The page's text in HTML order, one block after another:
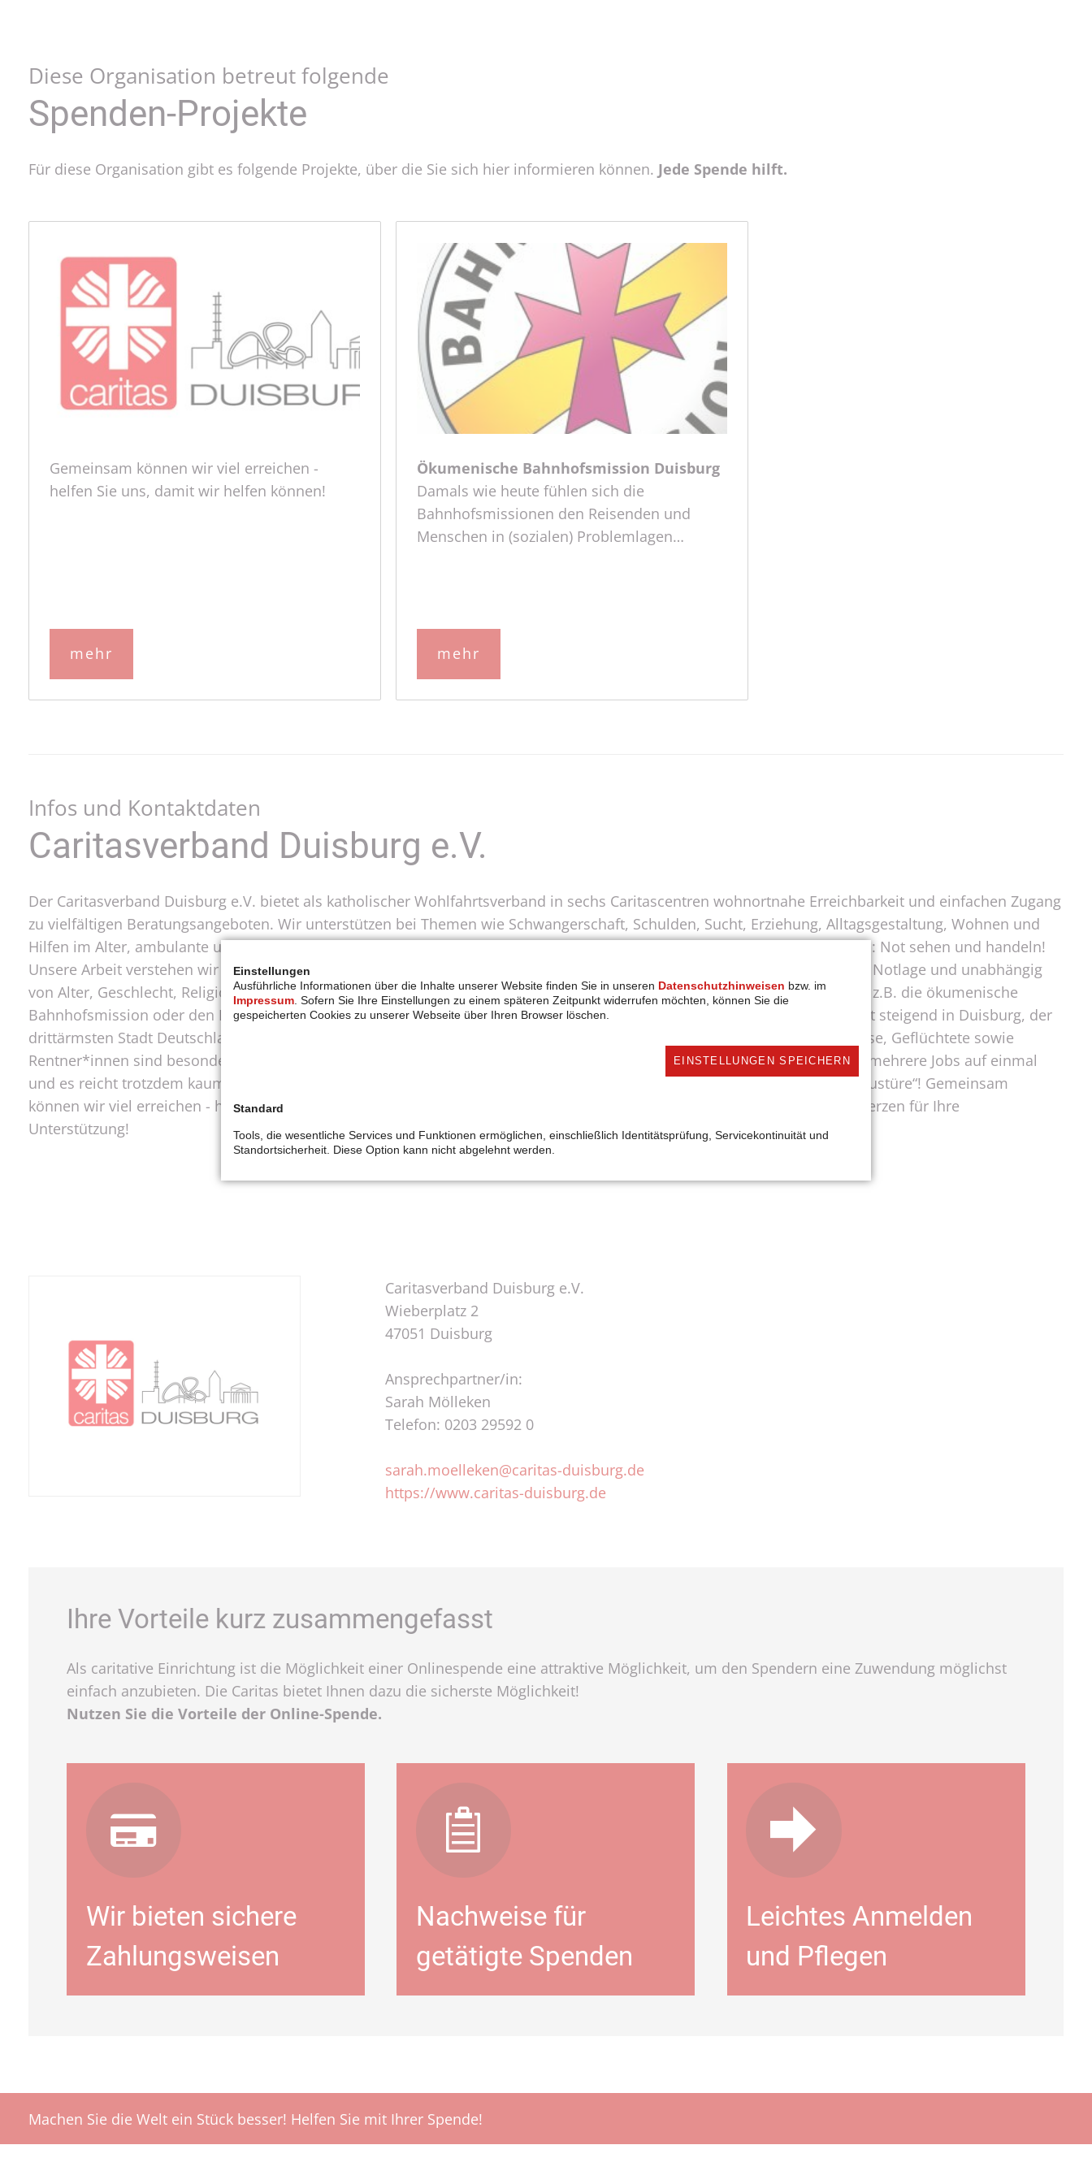
Diese Organisation betreut folgende
Spenden-Projekte
Für diese Organisation gibt es folgende Projekte, über die Sie sich hier informieren können. Jede Spende hilft.
Gemeinsam können wir viel erreichen -
helfen Sie uns, damit wir helfen können!
mehr
Ökumenische Bahnhofsmission Duisburg
Damals wie heute fühlen sich die
Bahnhofsmissionen den Reisenden und
Menschen in (sozialen) Problemlagen
mehr
Infos und Kontaktdaten
Caritasverband Duisburg e.V.
Der Caritasverband Duisburg e.V. bietet als katholischer Wohlfahrtsverband in sechs Caritascentren wohnortnahe Erreichbarkeit und einfachen Zugang
zu vielfältigen Beratungsangeboten. Wir unterstützen bei Themen wie Schwangerschaft, Schulden, Sucht, Erziehung, Alltagsgestaltung, Wohnen und
Hilfen im Alter, ambulante und (teil)stationäre Pflege. Wir begleiten Menschen ein Leben lang, getragen von dem Gedanken: Not sehen und handeln!
Unsere Arbeit verstehen wir als Dienst der Nächstenliebe. Wir stehen Menschen engagiert und beratend zur Seite - in jeder Notlage und unabhängig
von Alter, Geschlecht, Religion oder Nationalität. Nur mit Hilfe von Spenden können wir existenziell wichtige Angebote, wie z.B. die ökumenische
Bahnhofsmission oder den Betrieb von Schulmaterialausgaben, aufrechterhalten. Die Nachfrage nach diesen Angeboten ist steigend in Duisburg, der
drittärmsten Stadt Deutschlands. Besonders betroffen sind die Schwächsten: Kinder. Aber auch Alleinerziehende, Arbeitslose, Geflüchtete sowie
Rentner*innen sind besonders armutsgefährdet. Viele Familien müssen trotz Arbeit aufstocken. Viele Bürger*innen haben mehrere Jobs auf einmal
und es reicht trotzdem kaum zum Überleben. Damit finden wir uns nicht ab - wir sorgen für Solidarität „vor der eigenen Haustüre“! Gemeinsam
können wir viel erreichen - helfen Sie uns, damit wir helfen können! Wir danken - auch im Namen aller Betroffenen - von Herzen für Ihre
Unterstützung!
Caritasverband Duisburg e.V.
Wieberplatz 2
47051 Duisburg
Ansprechpartner/in:
Sarah Mölleken
Telefon: 0203 29592 0
sarah.moelleken@caritas-duisburg.de
https://www.caritas-duisburg.de
Ihre Vorteile kurz zusammengefasst
Als caritative Einrichtung ist die Möglichkeit einer Onlinespende eine attraktive Möglichkeit, um den Spendern eine Zuwendung möglichst
einfach anzubieten. Die Caritas bietet Ihnen dazu die sicherste Möglichkeit!
Nutzen Sie die Vorteile der Online-Spende.
Wir bieten sichere
Zahlungsweisen
Nachweise für
getätigte Spenden
Leichtes Anmelden
und Pflegen
Machen Sie die Welt ein Stück besser! Helfen Sie mit Ihrer Spende!
Einstellungen
Ausführliche Informationen über die Inhalte unserer Website finden Sie in unseren Datenschutzhinweisen bzw. im
Impressum . Sofern Sie Ihre Einstellungen zu einem späteren Zeitpunkt widerrufen möchten, können Sie die
gespeicherten Cookies zu unserer Webseite über Ihren Browser löschen.
EINSTELLUNGEN SPEICHERN
Standard
Tools, die wesentliche Services und Funktionen ermöglichen, einschließlich Identitätsprüfung, Servicekontinuität und
Standortsicherheit. Diese Option kann nicht abgelehnt werden.